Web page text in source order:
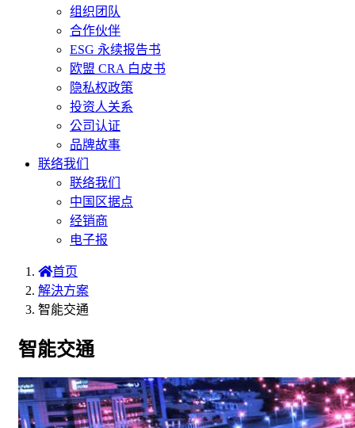
组织团队
合作伙伴
ESG 永续报告书
欧盟 CRA 白皮书
隐私权政策
投资人关系
公司认证
品牌故事
联络我们
联络我们
中国区据点
经销商
电子报
首页
解決方案
智能交通
智能交通